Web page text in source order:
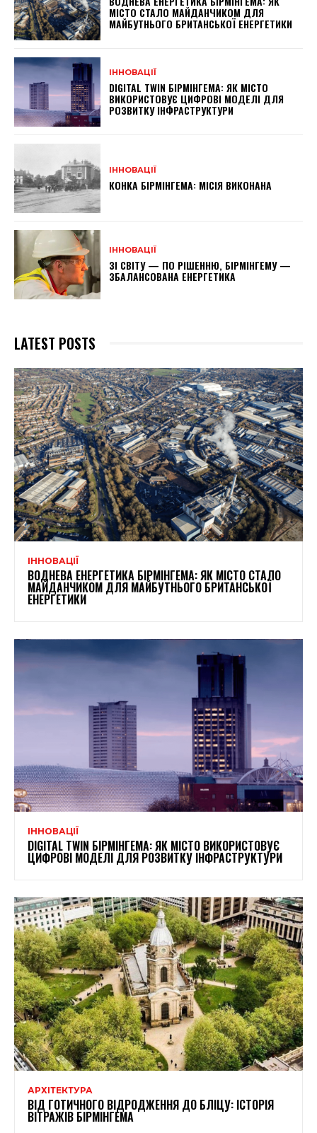
МІСТО СТАЛО МАЙДАНЧИКОМ ДЛЯ
МАЙБУТНЬОГО БРИТАНСЬКОЇ ЕНЕРГЕТИКИ
ІННОВАЦІЇ
DIGITAL TWIN БІРМІНГЕМА: ЯК МІСТО
ВИКОРИСТОВУЄ ЦИФРОВІ МОДЕЛІ ДЛЯ
РОЗВИТКУ ІНФРАСТРУКТУРИ
ІННОВАЦІЇ
КОНКА БІРМІНГЕМА: МІСІЯ ВИКОНАНА
ІННОВАЦІЇ
ЗІ СВІТУ — ПО РІШЕННЮ, БІРМІНГЕМУ —
ЗБАЛАНСОВАНА ЕНЕРГЕТИКА
LATEST POSTS
ІННОВАЦІЇ
ВОДНЕВА ЕНЕРГЕТИКА БІРМІНГЕМА: ЯК МІСТО СТАЛО
МАЙДАНЧИКОМ ДЛЯ МАЙБУТНЬОГО БРИТАНСЬКОЇ
ЕНЕРГЕТИКИ
ІННОВАЦІЇ
DIGITAL TWIN БІРМІНГЕМА: ЯК МІСТО ВИКОРИСТОВУЄ
ЦИФРОВІ МОДЕЛІ ДЛЯ РОЗВИТКУ ІНФРАСТРУКТУРИ
АРХІТЕКТУРА
ВІД ГОТИЧНОГО ВІДРОДЖЕННЯ ДО БЛІЦУ: ІСТОРІЯ
ВІТРАЖІВ БІРМІНГЕМА